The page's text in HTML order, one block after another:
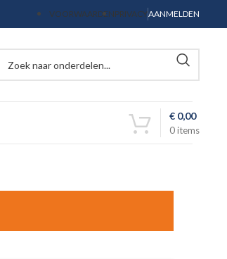
VOORWAARDENPRIVACYAANMELDEN
0items
€ 0,00